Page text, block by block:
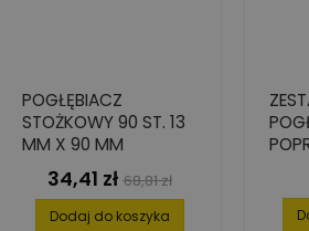
POGŁĘBIACZ
STOŻKOWY 90 ST. 13
MM X 90 MM
Cena
34,41 zł Cena
podstawowa
68,81 zł
Dodaj do koszyka